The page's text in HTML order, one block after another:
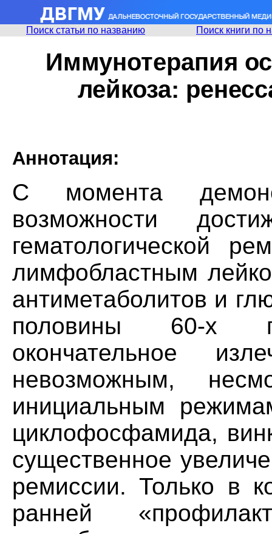
Поиск статьи по названию Поиск книги по
Иммунотерапия
лейкоза:
Аннотация:
С момента
возможности
гематологической
лимфобластным
антиметаболитов и
половины 60-х
окончательное
невозможным,
инициальным
циклофосфамида,
существенное
ремиссии. Только в
ранней